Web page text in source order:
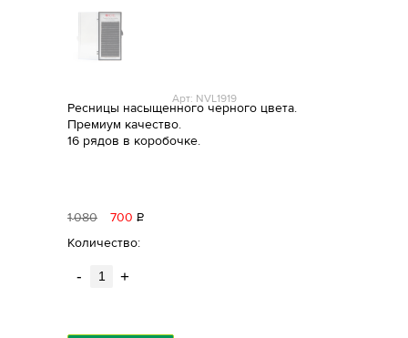
Арт: NVL1919
Ресницы насыщенного черного цвета.
Премиум качество.
16 рядов в коробочке.
1080 700 Р
Количество:
- +